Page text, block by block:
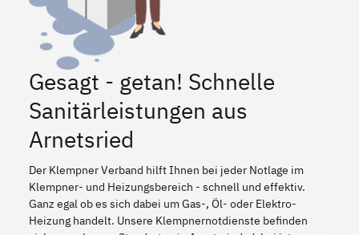
Gesagt - getan! Schnelle
Sanitärleistungen aus
Arnetsried
Der Klempner Verband hilft Ihnen bei jeder Notlage im
Klempner- und Heizungsbereich - schnell und effektiv.
Ganz egal ob es sich dabei um Gas-, Öl- oder Elektro-
Heizung handelt. Unsere Klempnernotdienste befinden